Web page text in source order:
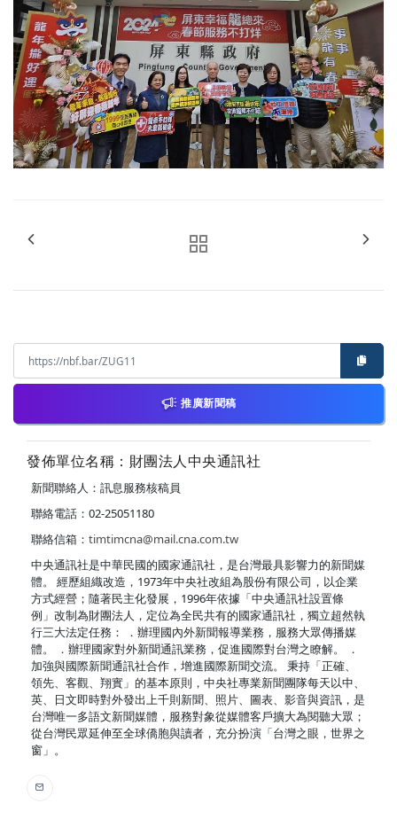
推廣新聞稿
發佈單位名稱：財團法人中央通訊社
新聞聯絡人：訊息服務核稿員
聯絡電話：02-25051180
聯絡信箱： timtimcna@mail.cna.com.tw
中央通訊社是中華民國的國家通訊社，是台灣最具影響力的新聞媒
體。 經歷組織改造，1973年中央社改組為股份有限公司，以企業
方式經營；隨著民主化發展，1996年依據「中央通訊社設置條
例」改制為財團法人，定位為全民共有的國家通訊社，獨立超然執
行三大法定任務： ．辦理國內外新聞報導業務，服務大眾傳播媒
體。 ．辦理國家對外新聞通訊業務，促進國際對台灣之瞭解。 ．
加強與國際新聞通訊社合作，增進國際新聞交流。 秉持「正確、
領先、客觀、翔實」的基本原則，中央社專業新聞團隊每天以中、
英、日文即時對外發出上千則新聞、照片、圖表、影音與資訊，是
台灣唯一多語文新聞媒體，服務對象從媒體客戶擴大為閱聽大眾；
從台灣民眾延伸至全球僑胞與讀者，充分扮演「台灣之眼，世界之
窗」。